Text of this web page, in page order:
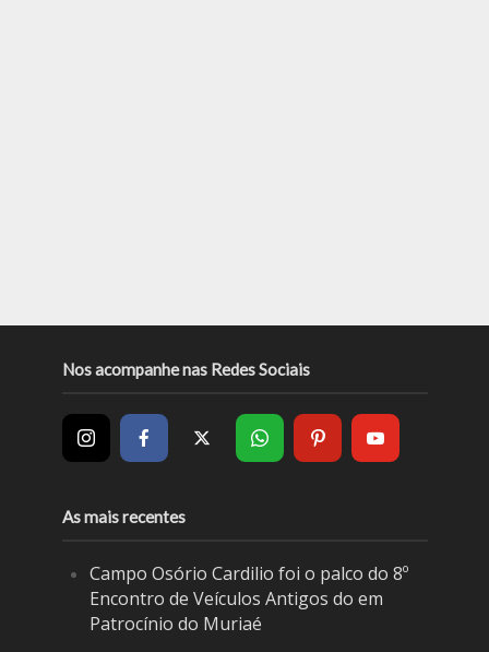
Nos acompanhe nas Redes Sociais
As mais recentes
Campo Osório Cardilio foi o palco do 8º
Encontro de Veículos Antigos do em
Patrocínio do Muriaé